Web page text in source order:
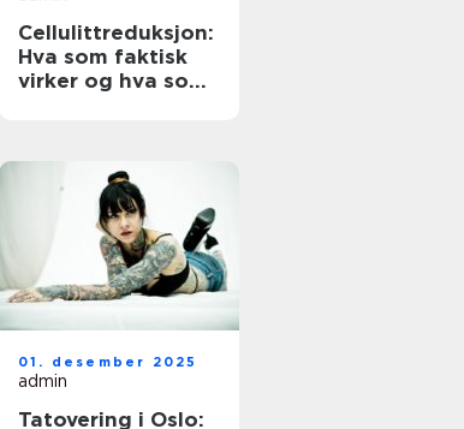
Cellulittreduksjon:
Hva som faktisk
virker og hva som
01. desember 2025
admin
Tatovering i Oslo: